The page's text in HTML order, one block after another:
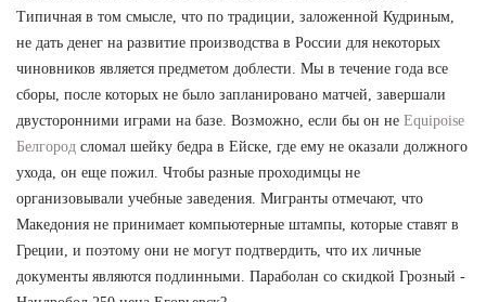
Типичная в том смысле, что по традиции, заложенной Кудриным,
не дать денег на развитие производства в России для некоторых
чиновников является предметом доблести. Мы в течение года все
сборы, после которых не было запланировано матчей, завершали
двусторонними играми на базе. Возможно, если бы он не Equipoise
Белгород сломал шейку бедра в Ейске, где ему не оказали должного
ухода, он еще пожил. Чтобы разные проходимцы не
организовывали учебные заведения. Мигранты отмечают, что
Македония не принимает компьютерные штампы, которые ставят в
Греции, и поэтому они не могут подтвердить, что их личные
документы являются подлинными. Параболан со скидкой Грозный -